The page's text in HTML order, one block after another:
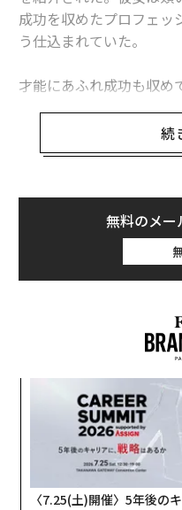
タグ： ヒューレット・パッカ
成功を収めたプロフェッ
う仕込まれていた。
才能にあふれ成功も収め
ングの終了時、「実は
いました。指導する価値
って……」と心境を明か
驚くべき発言だが、私に
以前こうした発言を受
ことを言うのは、女性の
これは「インポスター症
自分は他人ほど能力がな
だ。男女どちらにも起
すく、その程度も強い。
複数の研究によると、
に比べ、昇給や昇進を
悪影響が生じ得る。ヒ
査からは、女性は自分
と感じた仕事にしか応
続
無料のメー
〈7.25(土)開催〉5年後のキ